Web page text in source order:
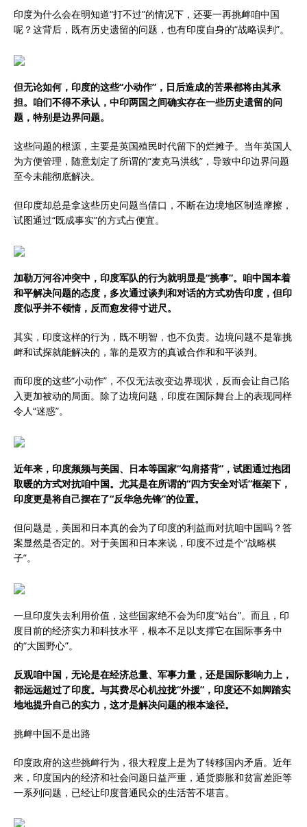
印度为什么会在明知道“打不过”的情况下，还要一再挑衅咱中国
呢？这背后，既有历史遗留的问题，也有印度自身的“战略误判”。
但无论如何，印度的这些“小动作”，日后造成的苦果都将由其承
担。咱们不得不承认，中印两国之间确实存在一些历史遗留的问
题，特别是边界问题。
这些问题的根源，主要是英国殖民时代留下的烂摊子。当年英国人
为方便管理，随意划定了所谓的“麦克马洪线”，导致中印边界问题
至今未能彻底解决。
但印度却总是拿这些历史问题当借口，不断在边境地区制造摩擦，
试图通过“既成事实”的方式占便宜。
加勒万河谷冲突中，印度军队的行为就明显是“挑事”。咱中国本着
和平解决问题的态度，多次通过谈判和对话的方式劝告印度，但印
度似乎并不领情，反而愈发得寸进尺。
其实，印度这样的行为，既不明智，也不负责。边境问题不是靠挑
衅和试探就能解决的，靠的是双方的真诚合作和和平谈判。
而印度的这些“小动作”，不仅无法改变边界现状，反而会让自己陷
入更加被动的局面。除了边境问题，印度在国际舞台上的表现同样
令人“迷惑”。
近年来，印度频频与美国、日本等国家“勾肩搭背”，试图通过抱团
取暖的方式对抗咱中国。尤其是在所谓的“四方安全对话”框架下，
印度更是将自己摆在了“反华急先锋”的位置。
但问题是，美国和日本真的会为了印度的利益而对抗咱中国吗？答
案显然是否定的。对于美国和日本来说，印度不过是个“战略棋
子”。
一旦印度失去利用价值，这些国家绝不会为印度“站台”。而且，印
度目前的经济实力和科技水平，根本不足以支撑它在国际事务中
的“大国野心”。
反观咱中国，无论是在经济总量、军事力量，还是国际影响力上，
都远远超过了印度。与其费尽心机拉拢“外援”，印度还不如脚踏实
地地提升自己的实力，这才是解决问题的根本途径。
挑衅中国不是出路
印度政府的这些挑衅行为，很大程度上是为了转移国内矛盾。近年
来，印度国内的经济和社会问题日益严重，通货膨胀和贫富差距等
一系列问题，已经让印度普通民众的生活苦不堪言。